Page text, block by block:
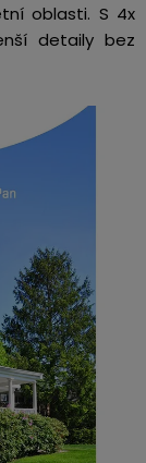
oblasti. S 4x
detaily bez